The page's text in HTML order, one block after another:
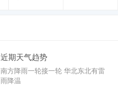
近期天气趋势
南方降雨一轮接一轮 华北东北有雷
雨降温